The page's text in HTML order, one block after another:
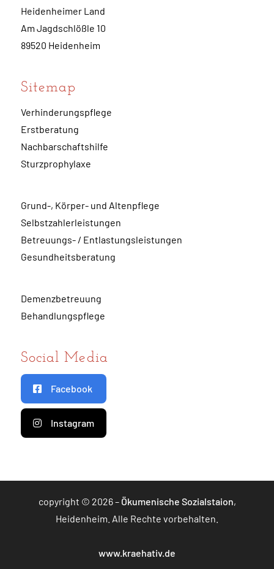
Heidenheimer Land
Am Jagdschlößle 10
89520 Heidenheim
Sitemap
Verhinderungspflege
Erstberatung
Nachbarschaftshilfe
Sturzprophylaxe
Grund-, Körper- und Altenpflege
Selbstzahlerleistungen
Betreuungs- / Entlastungsleistungen
Gesundheitsberatung
Demenzbetreuung
Behandlungspflege
Social Media
Facebook
Instagram
copyright © 2026 – Ökumenische Sozialstaion,
Heidenheim. Alle Rechte vorbehalten.
www.kraehativ.de